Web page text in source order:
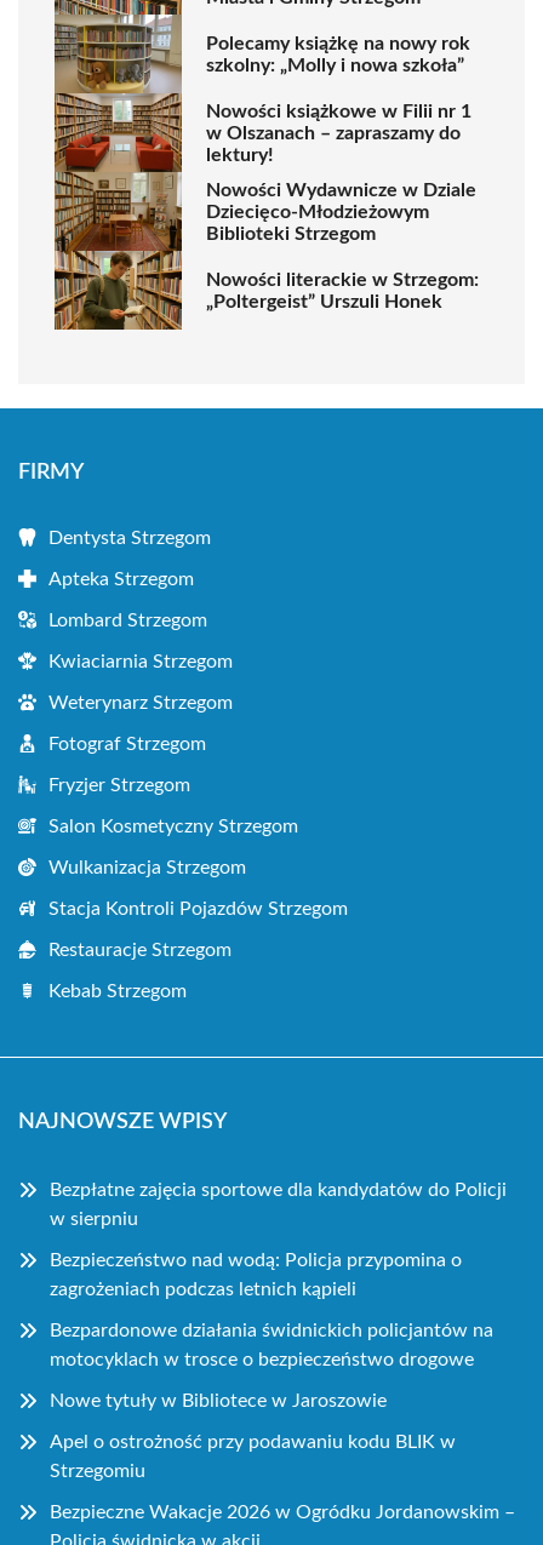
Polecamy książkę na nowy rok
szkolny: „Molly i nowa szkoła”
Nowości książkowe w Filii nr 1
w Olszanach – zapraszamy do
lektury!
Nowości Wydawnicze w Dziale
Dziecięco-Młodzieżowym
Biblioteki Strzegom
Nowości literackie w Strzegom:
„Poltergeist” Urszuli Honek
FIRMY
Dentysta Strzegom
Apteka Strzegom
Lombard Strzegom
Kwiaciarnia Strzegom
Weterynarz Strzegom
Fotograf Strzegom
Fryzjer Strzegom
Salon Kosmetyczny Strzegom
Wulkanizacja Strzegom
Stacja Kontroli Pojazdów Strzegom
Restauracje Strzegom
Kebab Strzegom
NAJNOWSZE WPISY
Bezpłatne zajęcia sportowe dla kandydatów do Policji
w sierpniu
Bezpieczeństwo nad wodą: Policja przypomina o
zagrożeniach podczas letnich kąpieli
Bezpardonowe działania świdnickich policjantów na
motocyklach w trosce o bezpieczeństwo drogowe
Nowe tytuły w Bibliotece w Jaroszowie
Apel o ostrożność przy podawaniu kodu BLIK w
Strzegomiu
Bezpieczne Wakacje 2026 w Ogródku Jordanowskim –